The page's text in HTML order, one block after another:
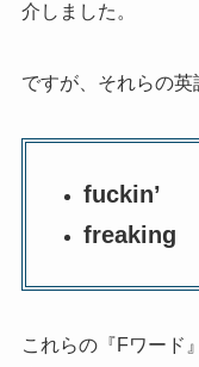
介しました。
ですが、それらの英
fuckin’
freaking
これらの『Fワード